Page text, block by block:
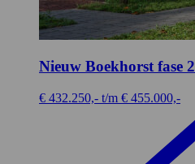
Nieuw Boekhorst fase 2
€ 432.250,- t/m € 455.000,-